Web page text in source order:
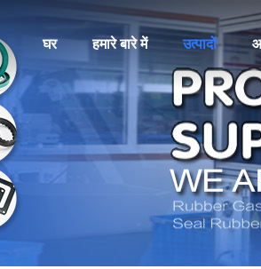
घर हमारे बारे में उत्पादों